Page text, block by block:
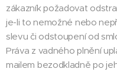
zákazník požadovat
je-li to nemožné nebo
slevu či odstoupení od
Práva z vadného plnění
mailem bezodkladně po